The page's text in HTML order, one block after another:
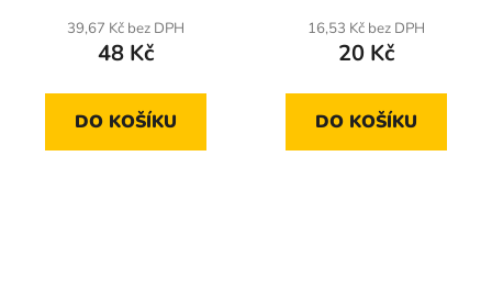
39,67 Kč bez DPH
48 Kč
DO KOŠÍKU
16,53 Kč bez DPH
20 Kč
DO KOŠÍKU